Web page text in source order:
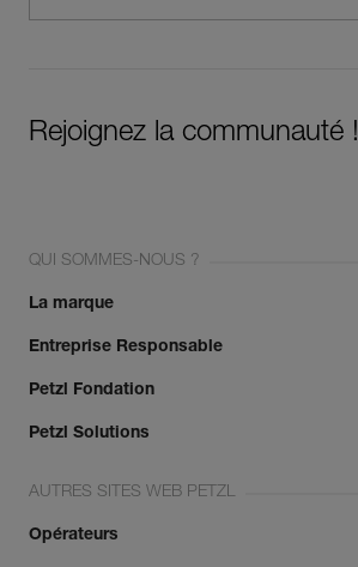
Rejoignez la communauté !
QUI SOMMES-NOUS ?
La marque
Entreprise Responsable
Petzl Fondation
Petzl Solutions
AUTRES SITES WEB PETZL
Opérateurs